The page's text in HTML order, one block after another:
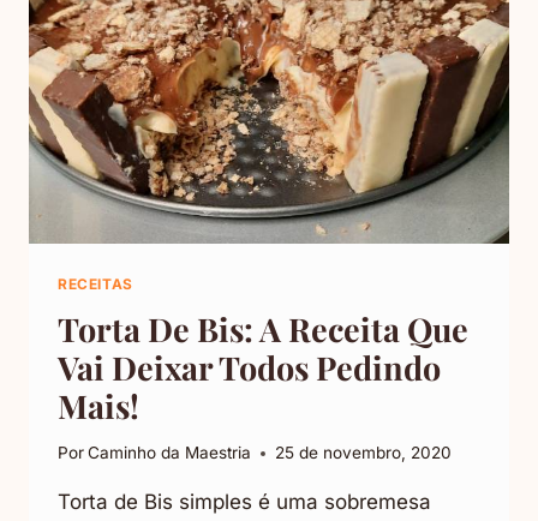
RECEITAS
Torta De Bis: A Receita Que
Vai Deixar Todos Pedindo
Mais!
PorCaminho da Maestria 25 de novembro, 2020
Torta de Bis simples é uma sobremesa